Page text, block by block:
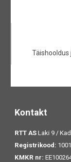
Täishooldus
Kontakt
RTT AS Laki 9 /
Registrikood:
KMKR nr: